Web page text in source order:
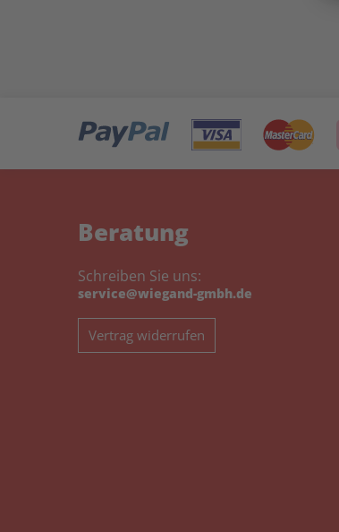
Beratung
Schreiben Sie uns:
service@wiegand-gmbh.de
Vertrag widerrufen